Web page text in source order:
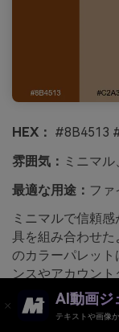
HEX： #8B4513
雰囲気： ミニマ
最適な用途： ファ
ミニマルで信頼
具を組み合わせ
のカラーパレッ
ンスやアカウン
ドカラーを面に
び、コントラス
AI動画ジ
テキストや画像